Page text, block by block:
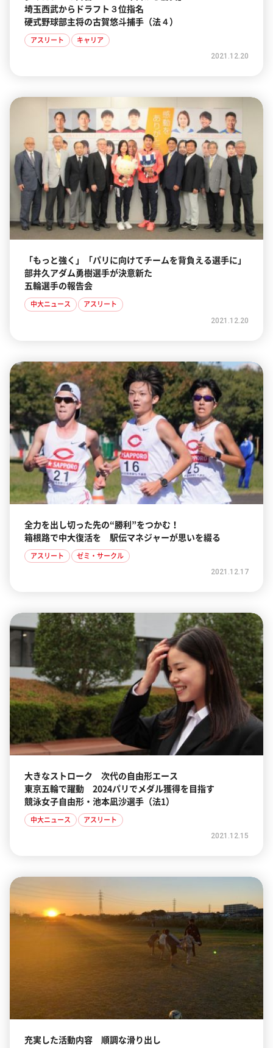
埼玉西武からドラフト３位指名
硬式野球部主将の古賀悠斗捕手（法４）
アスリート キャリア
2021.12.20
「もっと強く」「パリに向けてチームを背負える選手に」
部井久アダム勇樹選手が決意新た
五輪選手の報告会
中大ニュース アスリート
2021.12.20
全力を出し切った先の“勝利”をつかむ！
箱根路で中大復活を 駅伝マネジャーが思いを綴る
アスリート ゼミ・サークル
2021.12.17
大きなストローク 次代の自由形エース
東京五輪で躍動 2024パリでメダル獲得を目指す
競泳女子自由形・池本凪沙選手（法1）
中大ニュース アスリート
2021.12.15
充実した活動内容 順調な滑り出し